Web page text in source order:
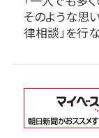
そのような思
律相談」を行